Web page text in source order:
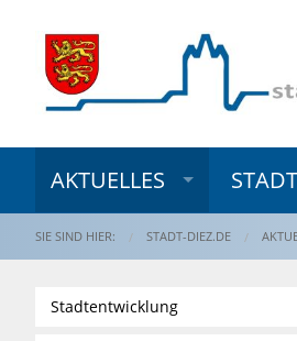
AKTUELLES
SIE SIND HIER: STADT-DIEZ.DE
Stadtentwicklung